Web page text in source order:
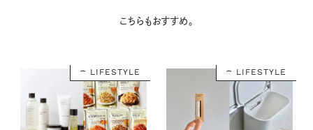
こちらもおすすめ。
LIFESTYLE LIFESTYLE